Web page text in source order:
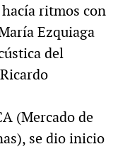
ritmos con
Ezquiaga
del
(Mercado de
se dio inicio